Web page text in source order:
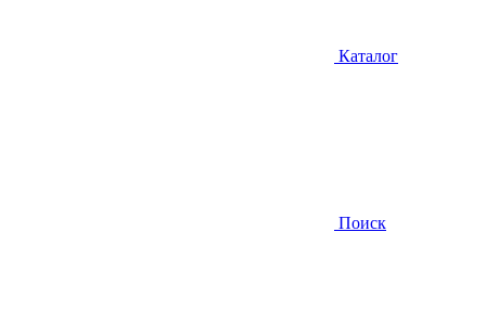
Каталог
Поиск